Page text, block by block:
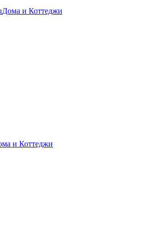
Дома и Коттеджи
и Коттеджи